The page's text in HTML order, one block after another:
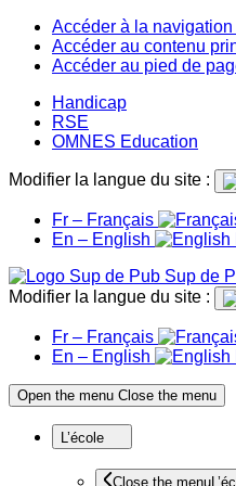
Accéder à la navigation
Accéder au contenu
Accéder au pied de
Handicap
RSE
OMNES Education
Modifier la langue du site :
Fr – Français
En – English
Sup de
Modifier la langue du site :
Fr – Français
En – English
Open the menu Close the menu
L’école
Close the menu